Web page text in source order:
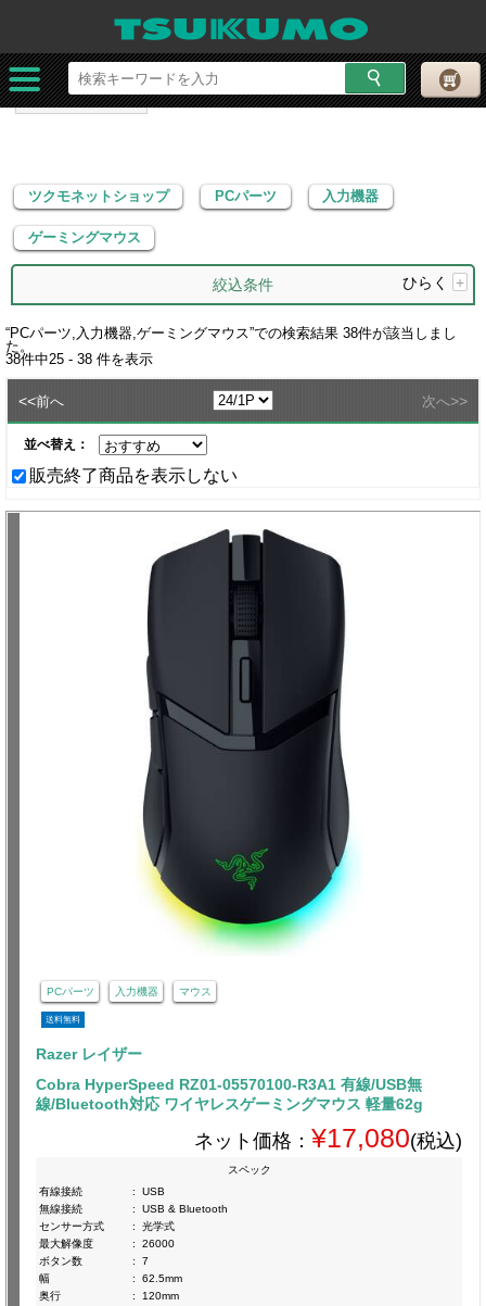
ツクモネットショップ PCパーツ
ゲーミングマウス
ツクモネットショップ PCパーツ 入力機器
ゲーミングマウス
絞込条件 ひらく +
“PCパーツ,入力機器,ゲーミングマウス”での検索結果 38件が該当しまし
た。
38件中25 - 38 件を表示
<<前へ 次へ>>
並べ替え：
販売終了商品を表示しない
PCパーツ 入力機器 マウス
送料無料
Razer レイザー
Cobra HyperSpeed RZ01-05570100-R3A1 有線/USB無
線/Bluetooth対応 ワイヤレスゲーミングマウス 軽量62g
ネット価格： ¥17,080(税込)
スペック
有線接続
:
USB
無線接続
:
USB & Bluetooth
センサー方式
:
光学式
最大解像度
:
26000
ボタン数
:
7
幅
:
62.5mm
奥行
:
120mm